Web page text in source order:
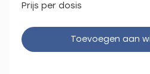
Prijs per dosis
Toevoegen aan